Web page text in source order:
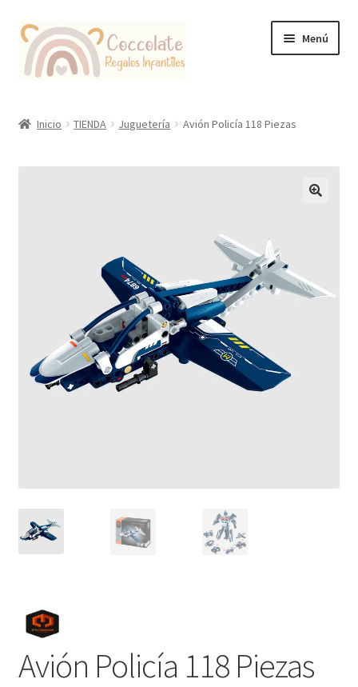
Ir
la
Ir
contenido
Menú
Inicio TIENDA Juguetería Avión Policía 118 Piezas
Avión Policía 118 Piezas